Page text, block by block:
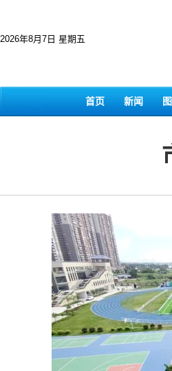
2026年8月7日 星期五
首页 新闻